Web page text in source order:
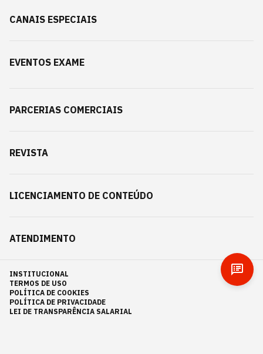
CANAIS ESPECIAIS
EVENTOS EXAME
PARCERIAS COMERCIAIS
REVISTA
LICENCIAMENTO DE CONTEÚDO
ATENDIMENTO
INSTITUCIONAL
TERMOS DE USO
POLÍTICA DE COOKIES
POLÍTICA DE PRIVACIDADE
LEI DE TRANSPARÊNCIA SALARIAL